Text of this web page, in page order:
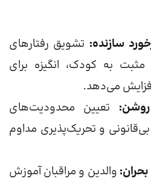
سازنده: تشویق رفتارهای
به کودک، انگیزه برای
می‌دهد.
تعیین محدودیت‌های
و تحریک‌پذیری مداوم
والدین و مراقبان آموزش